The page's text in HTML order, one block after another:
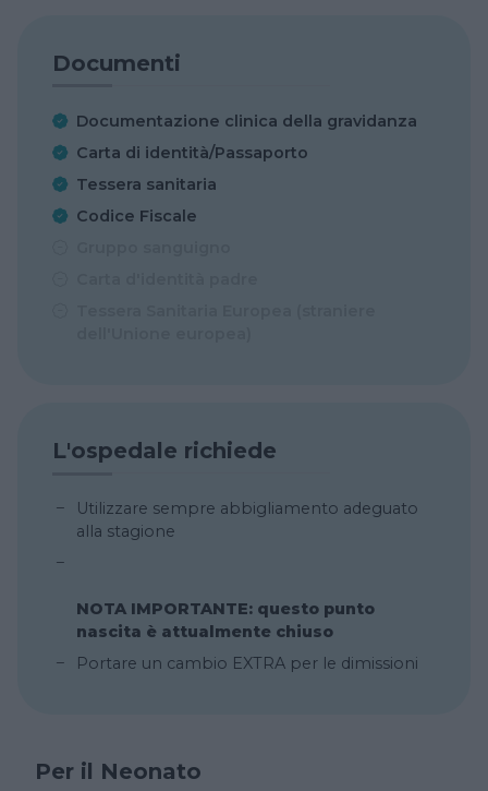
Documenti
Documentazione clinica della gravidanza
Carta di identità/Passaporto
Tessera sanitaria
Codice Fiscale
L'ospedale richiede
Utilizzare sempre abbigliamento adeguato
alla stagione
NOTA IMPORTANTE: questo punto
nascita è attualmente chiuso
Portare un cambio EXTRA per le dimissioni
Per il Neonato